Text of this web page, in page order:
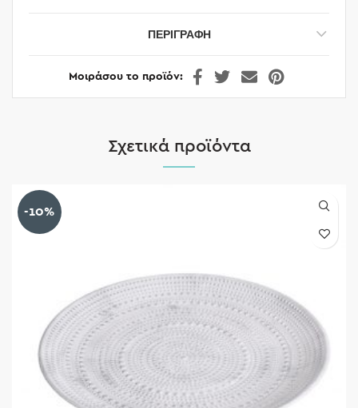
ΠΕΡΙΓΡΑΦΉ
Μοιράσου το προϊόν
Σχετικά προϊόντα
-10%